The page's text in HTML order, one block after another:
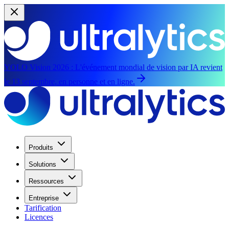
YOLO Vision 2026 : L'événement mondial de vision par IA revient
le 13 septembre, en personne et en ligne.
Produits
Solutions
Ressources
Entreprise
Tarification
Licences